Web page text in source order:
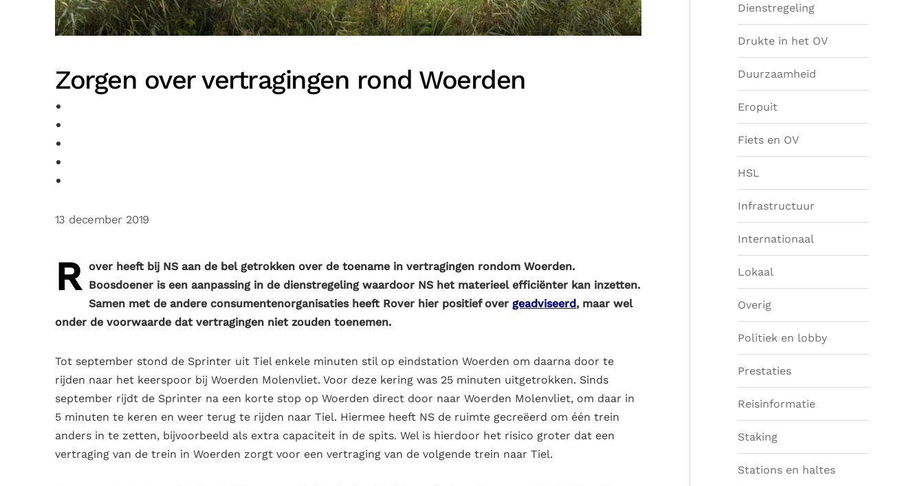
Zorgen over vertragingen rond Woerden
13 december 2019
R over heeft bij NS aan de bel getrokken over de toename in vertragingen rondom Woerden.
Boosdoener is een aanpassing in de dienstregeling waardoor NS het materieel efficiënter kan inzetten.
Samen met de andere consumentenorganisaties heeft Rover hier positief over geadviseerd, maar wel
onder de voorwaarde dat vertragingen niet zouden toenemen.
Tot september stond de Sprinter uit Tiel enkele minuten stil op eindstation Woerden om daarna door te
rijden naar het keerspoor bij Woerden Molenvliet. Voor deze kering was 25 minuten uitgetrokken. Sinds
september rijdt de Sprinter na een korte stop op Woerden direct door naar Woerden Molenvliet, om daar in
5 minuten te keren en weer terug te rijden naar Tiel. Hiermee heeft NS de ruimte gecreëerd om één trein
anders in te zetten, bijvoorbeeld als extra capaciteit in de spits. Wel is hierdoor het risico groter dat een
vertraging van de trein in Woerden zorgt voor een vertraging van de volgende trein naar Tiel.
Dienstregeling
Drukte in het OV
Duurzaamheid
Eropuit
Fiets en OV
HSL
Infrastructuur
Internationaal
Lokaal
Overig
Politiek en lobby
Prestaties
Reisinformatie
Staking
Stations en haltes